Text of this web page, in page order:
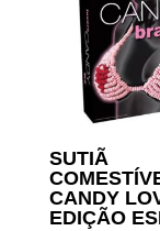
SUTIÃ
CANDY
EDIÇÃO